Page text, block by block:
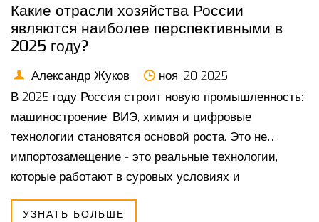
Какие отрасли хозяйства России
являются наиболее перспективными в
2025 году?
Александр Жуков
ноя, 20 2025
В 2025 году Россия строит новую промышленность:
машиностроение, ВИЭ, химия и цифровые
технологии становятся основой роста. Это не
импортозамещение - это реальные технологии,
которые работают в суровых условиях и
конкурируют на мировом рынке.
УЗНАТЬ БОЛЬШЕ